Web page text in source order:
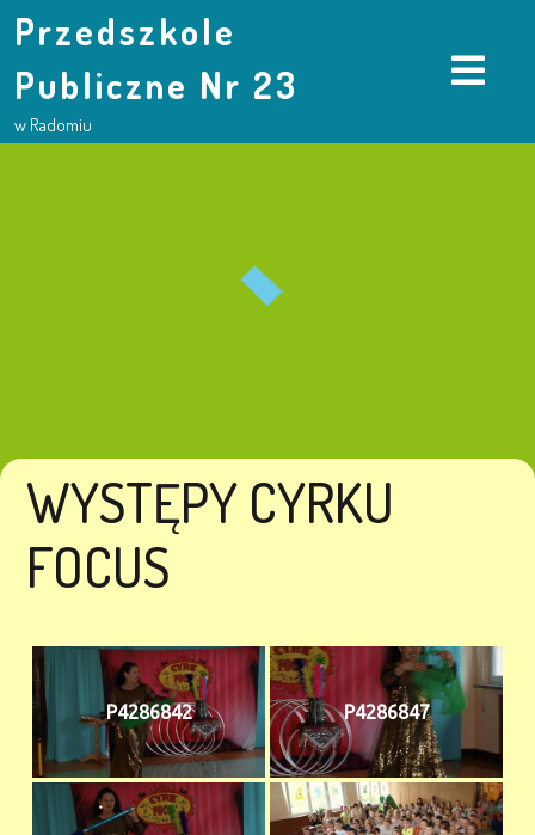
Przedszkole
Publiczne Nr 23
w Radomiu
WYSTĘPY CYRKU
FOCUS
P4286842 P4286847